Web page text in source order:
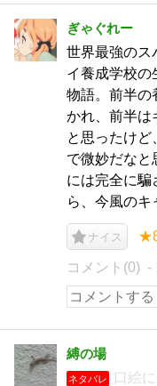
ぎゃぐれー
世界最強のス
イ養成学校の
物語。前半の
かれ、前半は
と思ったけど
で微妙だなと
には完全に騙
ら、今風のキ
ナイス
コメント(0)
縛の場
ネタバレ
口絵